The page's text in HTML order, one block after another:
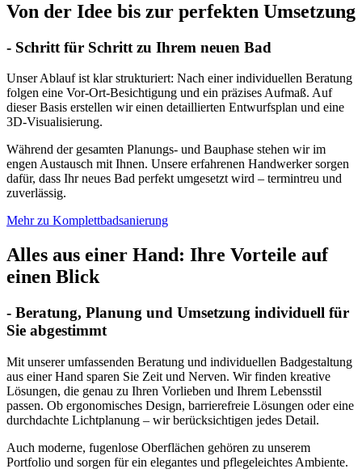
Von der Idee bis zur perfekten Umsetzung
- Schritt für Schritt zu Ihrem neuen Bad
Unser Ablauf ist klar strukturiert: Nach einer individuellen Beratung
folgen eine Vor-Ort-Besichtigung und ein präzises Aufmaß. Auf
dieser Basis erstellen wir einen detaillierten Entwurfsplan und eine
3D-Visualisierung.
Während der gesamten Planungs- und Bauphase stehen wir im
engen Austausch mit Ihnen. Unsere erfahrenen Handwerker sorgen
dafür, dass Ihr neues Bad perfekt umgesetzt wird – termintreu und
zuverlässig.
Mehr zu Komplettbadsanierung
Alles aus einer Hand: Ihre Vorteile auf
einen Blick
- Beratung, Planung und Umsetzung individuell für
Sie abgestimmt
Mit unserer umfassenden Beratung und individuellen Badgestaltung
aus einer Hand sparen Sie Zeit und Nerven. Wir finden kreative
Lösungen, die genau zu Ihren Vorlieben und Ihrem Lebensstil
passen. Ob ergonomisches Design, barrierefreie Lösungen oder eine
durchdachte Lichtplanung – wir berücksichtigen jedes Detail.
Auch moderne, fugenlose Oberflächen gehören zu unserem
Portfolio und sorgen für ein elegantes und pflegeleichtes Ambiente.